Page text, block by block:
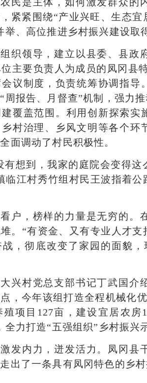
紧紧围绕“产业兴旺、生态
举、高位推进乡村振兴建设取
织领导，建立以县委、县政
主要负责人为成员的凤冈县
议制度，负责统筹协调指导
周报告、月督查”机制，强力
覆盖范围。利用创新探索实
村治理、乡风文明等各个环
面调动了村民积极性。
有想到，我家的庭院会变得
临江村秀竹组村民王波指着
户，榜样的力量是无穷的。
。“有资金、又有专业人才
，彻底改变了家园的面貌
兴村党总支部书记丁武国介
，今年该组打造全程机械化
项目127亩，建设宜居农房
全力打造“五强组织”乡村振兴
发内力，迸发活力。凤冈县
出了一条具有凤冈特色的乡村